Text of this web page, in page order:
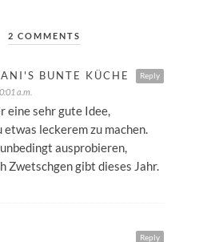
2 COMMENTS
Reply
BUNTE KÜCHE
a.m.
eine sehr gute Idee,
etwas leckerem zu machen.
ausprobieren,
Zwetschgen gibt dieses Jahr.
Reply